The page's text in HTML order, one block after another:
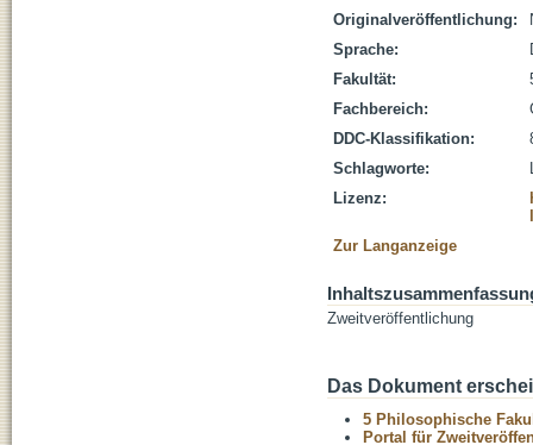
Originalveröffentlichung:
Sprache:
Fakultät:
Fachbereich:
DDC-Klassifikation:
Schlagworte:
Lizenz:
Zur Langanzeige
Zweitveröffentlichung
Das Dokument
5 Philosophische
Portal für